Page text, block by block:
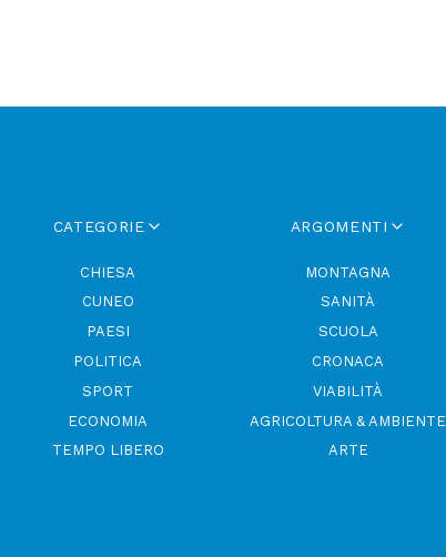
CATEGORIE
CHIESA
CUNEO
PAESI
POLITICA
SPORT
ECONOMIA
TEMPO LIBERO
ARGOMENTI
MONTAGNA
SANITÀ
SCUOLA
CRONACA
VIABILITÀ
AGRICOLTURA & AMBIENTE
ARTE